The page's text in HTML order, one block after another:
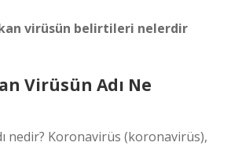
virüsün belirtileri nelerdir
Virüsün Adı Ne
nedir? Koronavirüs (koronavirüs),